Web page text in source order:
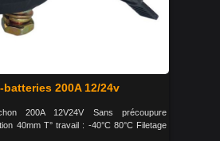
batteries 200A 12/24v
200A 12V24V Sans précoupure
40mm T° travail : -40°C 80°C Filetage